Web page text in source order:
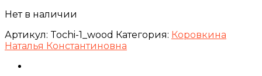
Нет в наличии
Артикул: Tochi-1_wood Категория: Коровкина
Наталья Константиновна